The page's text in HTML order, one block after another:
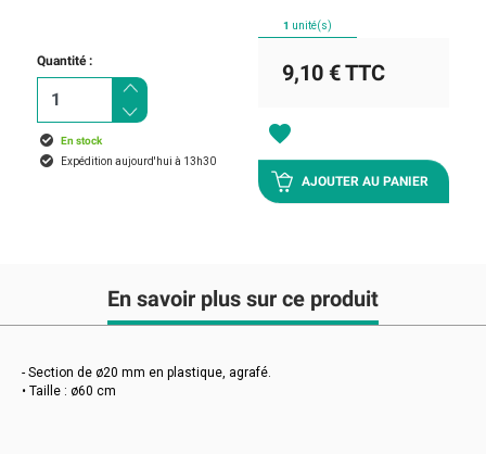
Quantité :
En stock
Expédition aujourd'hui à 13h30
1 unité(s)
9,10 €TTC
favorite
AJOUTER AU PANIER
En savoir plus sur ce produit
- Section de ø20 mm en plastique, agrafé.
• Taille : ø60 cm